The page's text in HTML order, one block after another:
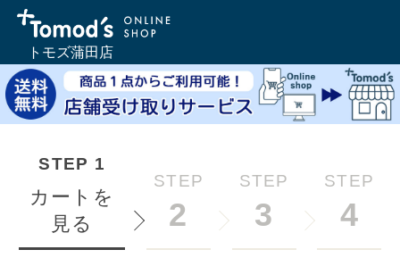
トモズ蒲田店
STEP 1
カートを
見る
STEP
2
STEP
3
STEP
4